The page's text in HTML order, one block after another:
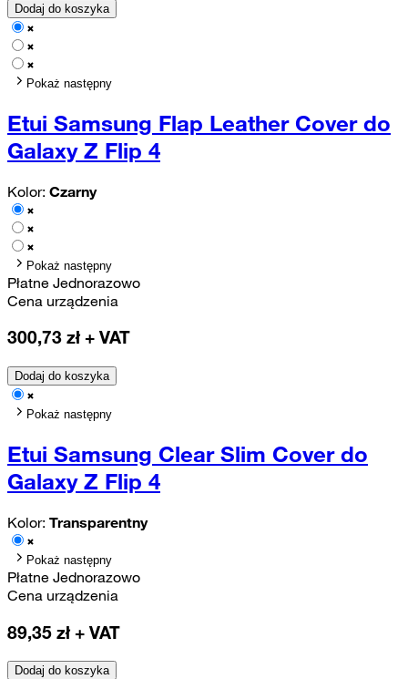
Dodaj do koszyka
Pokaż następny
Etui Samsung Flap Leather Cover do
Galaxy Z Flip 4
Kolor: Czarny
Pokaż następny
Płatne Jednorazowo
Cena urządzenia
300,73 zł + VAT
Dodaj do koszyka
Pokaż następny
Etui Samsung Clear Slim Cover do
Galaxy Z Flip 4
Kolor: Transparentny
Pokaż następny
Płatne Jednorazowo
Cena urządzenia
89,35 zł + VAT
Dodaj do koszyka